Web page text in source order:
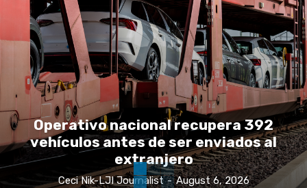
Operativo nacional recupera 392
vehículos antes de ser enviados al
extranjero
Ceci Nik-LJI Journalist - August 6, 2026